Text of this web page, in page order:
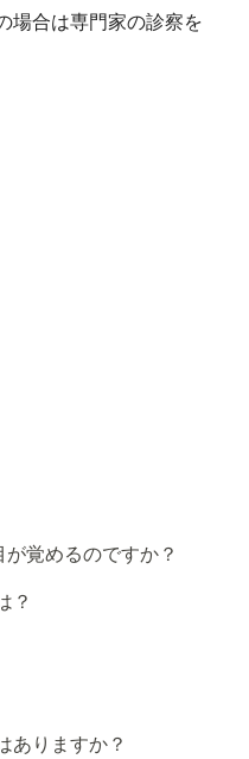
場合は専門家の診察を
覚めるのですか？
？
ありますか？